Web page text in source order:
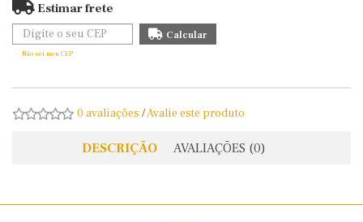
Estimar frete
Não sei meu CEP
0 avaliações /Avalie este produto
DESCRIÇÃO AVALIAÇÕES (0)